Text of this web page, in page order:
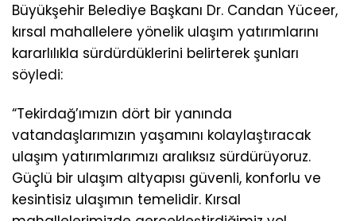
Büyükşehir Belediye Başkanı Dr. Candan Yüceer,
kırsal mahallelere yönelik ulaşım yatırımlarını
kararlılıkla sürdürdüklerini belirterek şunları
söyledi:
“Tekirdağ’ımızın dört bir yanında
vatandaşlarımızın yaşamını kolaylaştıracak
ulaşım yatırımlarımızı aralıksız sürdürüyoruz.
Güçlü bir ulaşım altyapısı güvenli, konforlu ve
kesintisiz ulaşımın temelidir. Kırsal